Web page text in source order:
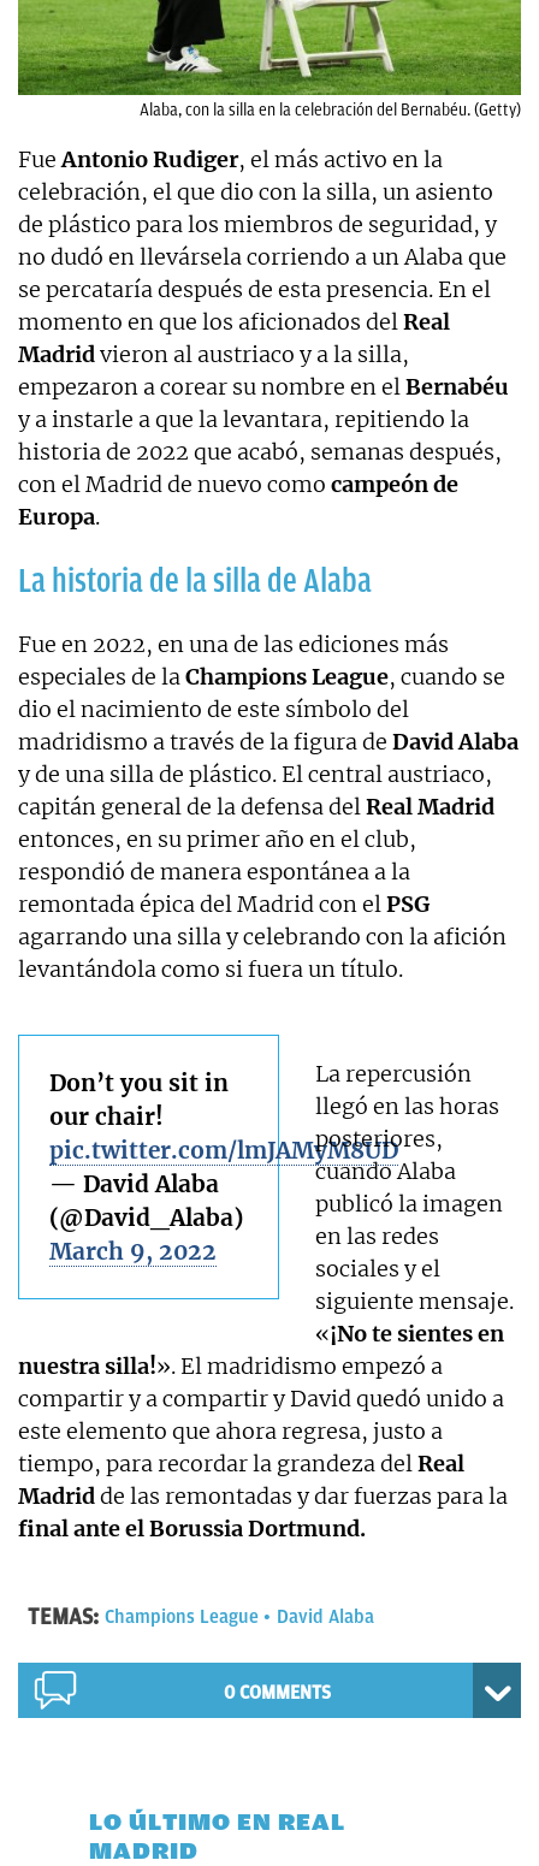
Alaba, con la silla en la celebración del Bernabéu. (Getty)
FueAntonio Rudiger, el más activo en la
celebración, el que dio con la silla, un asiento
de plástico para los miembros de seguridad, y
no dudó en llevársela corriendo a un Alaba que
se percataría después de esta presencia. En el
momento en que los aficionados delReal
Madridvieron al austriaco y a la silla,
empezaron a corear su nombre en elBernabéu
y a instarle a que la levantara, repitiendo la
historia de 2022 que acabó, semanas después,
con el Madrid de nuevo como campeón de
Europa.
La historia de la silla de Alaba
Fue en 2022, en una de las ediciones más
especiales de laChampions League, cuando se
dio el nacimiento de este símbolo del
madridismo a través de la figura de David Alaba
y de una silla de plástico. El central austriaco,
capitán general de la defensa delReal Madrid
entonces, en su primer año en el club,
respondió de manera espontánea a la
remontada épica del Madrid con elPSG
agarrando una silla y celebrando con la afición
levantándola como si fuera un título.
Don’t you sit in
our chair!
pic.twitter.com/lmJAMyM8UD
— David Alaba
(@David_Alaba)
March 9, 2022
La repercusión
llegó en las horas
posteriores,
cuando Alaba
publicó la imagen
en las redes
sociales y el
siguiente mensaje.
«¡No te sientes en
nuestra silla!». El madridismo empezó a
compartir y a compartir y David quedó unido a
este elemento que ahora regresa, justo a
tiempo, para recordar la grandeza delReal
Madridde las remontadas y dar fuerzas para la
final ante el Borussia Dortmund.
TEMAS: Champions League David Alaba
0 COMMENTS
LO ÚLTIMO EN REAL
MADRID